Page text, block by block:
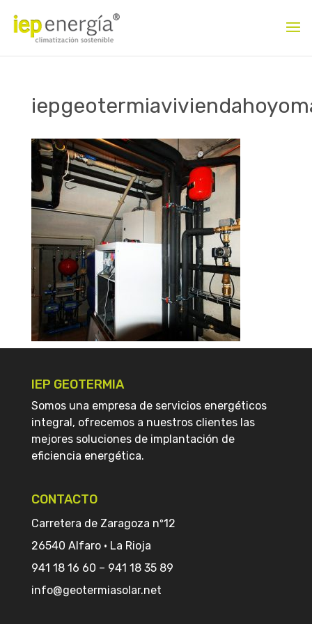
IEP GEOTERMIA
Somos una empresa de servicios energéticos
integral, ofrecemos a nuestros clientes las
mejores soluciones de implantación de
eficiencia energética.
CONTACTO
Carretera de Zaragoza nº12
26540 Alfaro · La Rioja
941 18 16 60 – 941 18 35 89
info@geotermiasolar.net